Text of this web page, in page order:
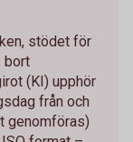
stödet för
bort
(KI) upphör
från och
genomföras)